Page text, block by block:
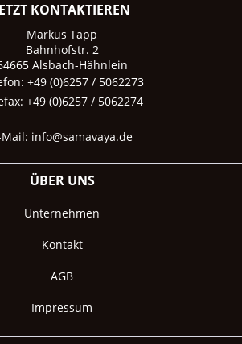
KONTAKTIEREN
Markus Tapp
Bahnhofstr. 2
Alsbach-Hähnlein
+49 (0)6257 / 5062273
+49 (0)6257 / 5062274
Mail: info@samavaya.de
ÜBER UNS
Unternehmen
Kontakt
AGB
Impressum